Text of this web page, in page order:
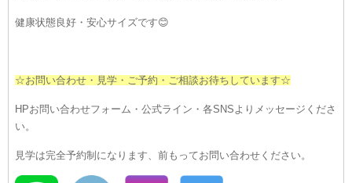
健康状態良好・ 安心サイズです😊
☆お問い合わせ・見学・ご予約・ご相談お待ちしています☆
HPお問い合わせフォーム・公式ライン・各SNSよりメッセージくださ
い。
見学は完全予約制になります、前もってお問い合わせください。